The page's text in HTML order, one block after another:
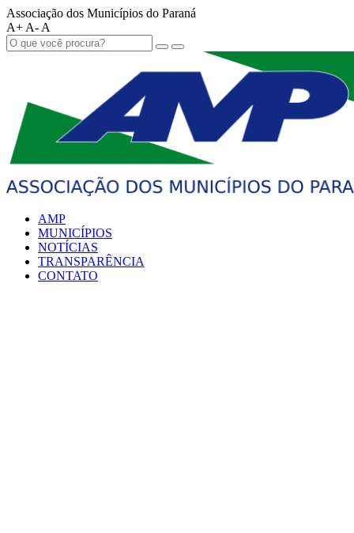
Associação dos Municípios do Paraná
A+ A- A
AMP
MUNICÍPIOS
NOTÍCIAS
TRANSPARÊNCIA
CONTATO